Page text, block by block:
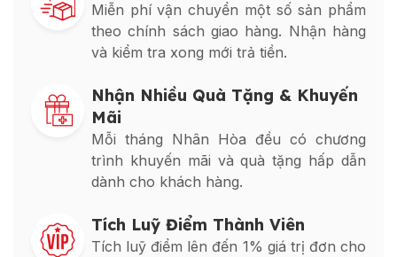
Miễn phí vận chuyển một số sản phẩm
theo chính sách giao hàng. Nhận hàng
và kiểm tra xong mới trả tiền.
Nhận Nhiều Quà Tặng & Khuyến
Mãi
Mỗi tháng Nhân Hòa đều có chương
trình khuyến mãi và quà tặng hấp dẫn
dành cho khách hàng.
Tích Luỹ Điểm Thành Viên
Tích luỹ điểm lên đến 1% giá trị đơn cho